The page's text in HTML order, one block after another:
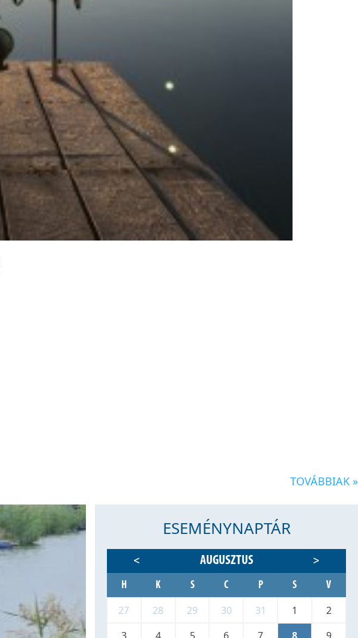
TOVÁBBIAK »
ESEMÉNYNAPTÁR
< AUGUSZTUS >
H K S C P S V
27 28 29 30 31 1
2